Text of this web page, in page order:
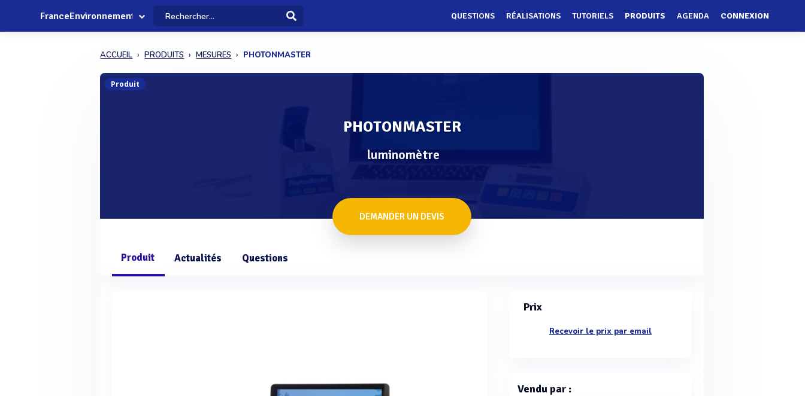
FranceEnvironnement QUESTIONS RÉALISATIONS TUTORIELS PRODUITS AGENDA CONNEXION
ACCUEIL PRODUITS MESURES PHOTONMASTER
Produit
PHOTONMASTER
luminomètre
DEMANDER UN DEVIS
Produit Actualités Questions
Prix
Recevoir le prix par email
Vendu par :